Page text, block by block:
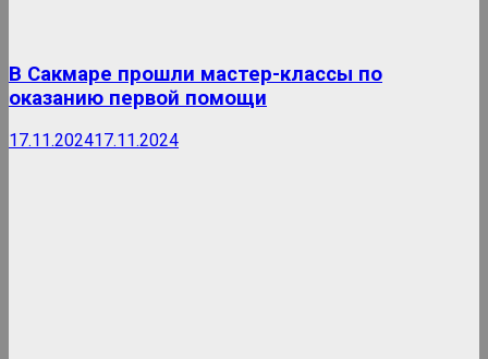
В Сакмаре прошли мастер-классы по
оказанию первой помощи
17.11.202417.11.2024